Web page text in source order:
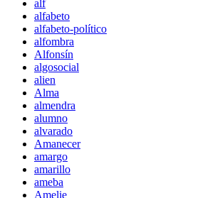
alf
alfabeto
alfabeto-político
alfombra
Alfonsín
algosocial
alien
Alma
almendra
alumno
alvarado
Amanecer
amargo
amarillo
ameba
Amelie